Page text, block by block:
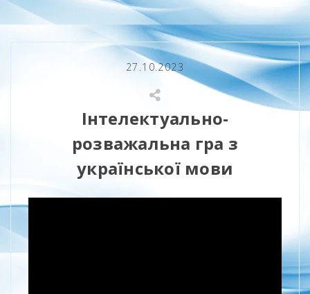
27.10.2023
Інтелектуально-
розважальна гра з
української мови